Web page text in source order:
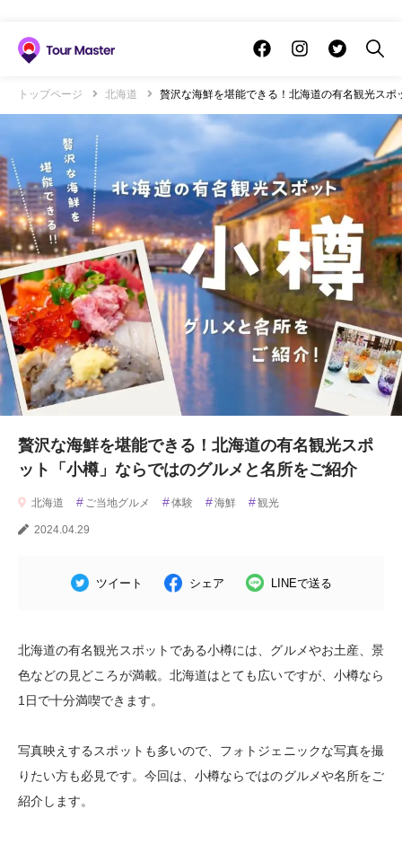
トップページ 北海道 贅沢な海鮮を堪能できる！北海道の有名観光ス
贅沢な海鮮を堪能できる！北海道の有名観光スポ
ット「小樽」ならではのグルメと名所をご紹介
北海道 # ご当地グルメ #体験 #海鮮 #観光
2024.04.29
ツイート シェア LINEで送る
北海道の有名観光スポットである小樽には、グルメやお土産、景
色などの見どころが満載。北海道はとても広いですが、小樽なら
1日で十分満喫できます。
写真映えするスポットも多いので、フォトジェニックな写真を撮
りたい方も必見です。今回は、小樽ならではのグルメや名所をご
紹介します。